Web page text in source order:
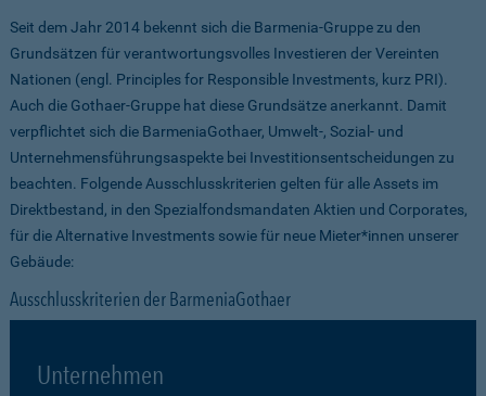
Seit dem Jahr 2014 bekennt sich die Barmenia-Gruppe zu den
Grundsätzen für verantwortungsvolles Investieren der Vereinten
Nationen (engl. Principles for Responsible Investments, kurz PRI).
Auch die Gothaer-Gruppe hat diese Grundsätze anerkannt. Damit
verpflichtet sich die BarmeniaGothaer, Umwelt-, Sozial- und
Unternehmensführungsaspekte bei Investitionsentscheidungen zu
beachten. Folgende Ausschlusskriterien gelten für alle Assets im
Direktbestand, in den Spezialfondsmandaten Aktien und Corporates,
für die Alternative Investments sowie für neue Mieter*innen unserer
Gebäude:
Ausschlusskriterien der BarmeniaGothaer
Unternehmen